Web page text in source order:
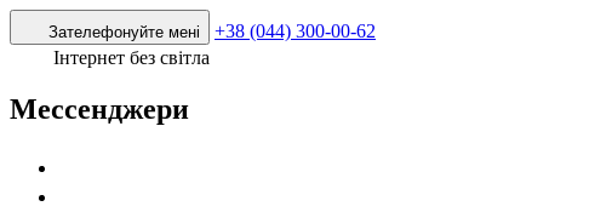
Зателефонуйте мені
+38 (044) 300-00-62
Інтернет без світла
Мессенджери